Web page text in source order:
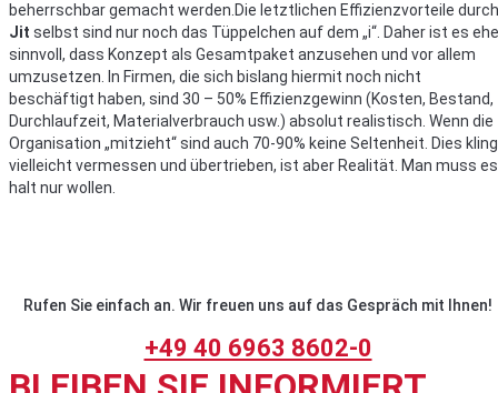
beherrschbar gemacht werden.Die letztlichen Effizienzvorteile durch
Jit selbst sind nur noch das Tüppelchen auf dem „i“. Daher ist es
sinnvoll, dass Konzept als Gesamtpaket anzusehen und vor allem
umzusetzen. In Firmen, die sich bislang hiermit noch nicht
beschäftigt haben, sind 30 – 50% Effizienzgewinn (Kosten, Bestand,
Durchlaufzeit, Materialverbrauch usw.) absolut realistisch. Wenn die
Organisation „mitzieht“ sind auch 70-90% keine Seltenheit. Dies
vielleicht vermessen und übertrieben, ist aber Realität. Man muss es
halt nur wollen.
Rufen Sie einfach an. Wir freuen uns auf das Gespräch mit Ihnen!
+49 40 6963 8602-0